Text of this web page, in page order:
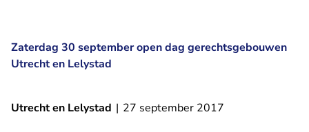
Zaterdag 30 september open dag gerechtsgebouwen
Utrecht en Lelystad
Utrecht en Lelystad | 27 september 2017